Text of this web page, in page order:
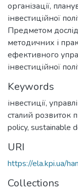
організації,
інвестиційної
Предметом
методичних і
ефективного
інвестиційної
Keywords
інвестиції,
сталий розвиток
policy, sustainable
URI
https://ela.kpi.ua/
Collections